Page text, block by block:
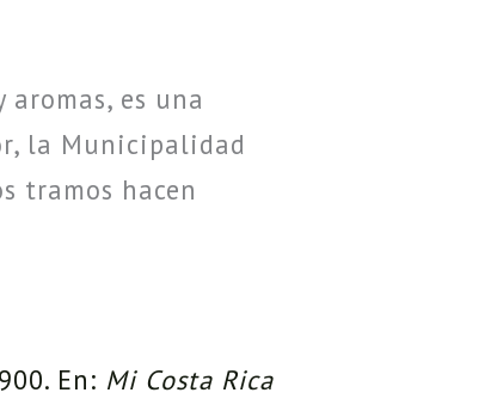
es una
la Municipalidad
tramos hacen
En: Mi Costa Rica